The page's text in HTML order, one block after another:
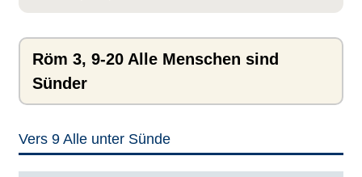
Röm 3, 9-20 Alle Menschen sind
Sünder
Vers 9 Alle unter Sünde